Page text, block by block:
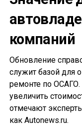
компаний
Обновление
служит базой для
ремонте по ОСАГО.
увеличить
отмечают
как Autonews.ru.